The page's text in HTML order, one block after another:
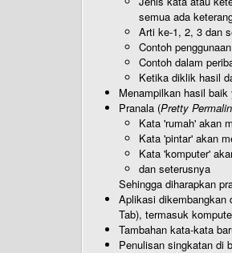
semua ada
Arti ke-1, 2, 3 dan
Contoh
Contoh dalam
Ketika diklik hasil
Menampilkan hasil
Pranala (Pretty
Kata 'rumah' akan
Kata 'pintar' akan
Kata 'komputer'
dan seterusnya
Sehingga diharapkan
Aplikasi dikembangkan
Tab), termasuk
Tambahan kata-kata
Penulisan singkatan di